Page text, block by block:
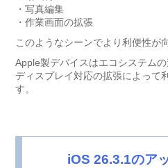
・写真編集
・作業画面の拡張
このようなシーンでより利便性が
Apple製デバイスはエコシステム
ディスプレイ対応の拡張によって
す。
iOS 26.3.1のア